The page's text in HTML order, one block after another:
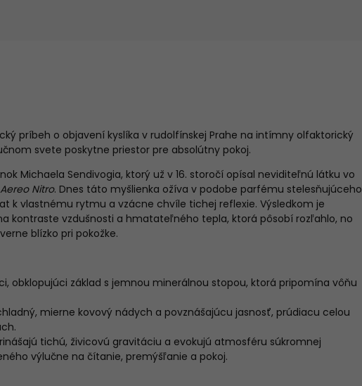
príbeh o objavení kyslíka v rudolfínskej Prahe na intímny olfaktorický
svete poskytne priestor pre absolútny pokoj.
Michaela Sendivogia, ktorý už v 16. storočí opísal neviditeľnú látku vo
Aereo Nitro. Dnes táto myšlienka ožíva v podobe parfému stelesňujúceho
k vlastnému rytmu a vzácne chvíle tichej reflexie. Výsledkom je
kontraste vzdušnosti a hmatateľného tepla, ktorá pôsobí rozľahlo, no
blízko pri pokožke.
obklopujúci základ s jemnou minerálnou stopou, ktorá pripomína vôňu
mierne kovový nádych a povznášajúcu jasnosť, prúdiacu celou
tichú, živicovú gravitáciu a evokujú atmosféru súkromnej
výlučne na čítanie, premýšľanie a pokoj.